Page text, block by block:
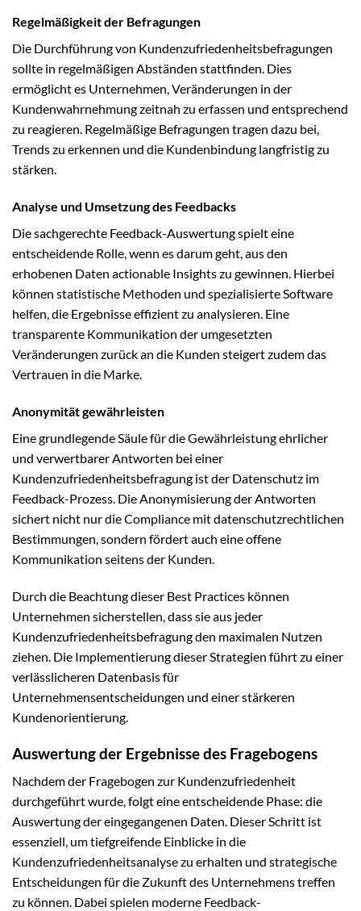
Regelmäßigkeit der Befragungen
Die Durchführung von Kundenzufriedenheitsbefragungen
sollte in regelmäßigen Abständen stattfinden. Dies
ermöglicht es Unternehmen, Veränderungen in der
Kundenwahrnehmung zeitnah zu erfassen und entsprechend
zu reagieren. Regelmäßige Befragungen tragen dazu bei,
Trends zu erkennen und die Kundenbindung langfristig zu
stärken.
Analyse und Umsetzung des Feedbacks
Die sachgerechte Feedback-Auswertung spielt eine
entscheidende Rolle, wenn es darum geht, aus den
erhobenen Daten actionable Insights zu gewinnen. Hierbei
können statistische Methoden und spezialisierte Software
helfen, die Ergebnisse effizient zu analysieren. Eine
transparente Kommunikation der umgesetzten
Veränderungen zurück an die Kunden steigert zudem das
Vertrauen in die Marke.
Anonymität gewährleisten
Eine grundlegende Säule für die Gewährleistung ehrlicher
und verwertbarer Antworten bei einer
Kundenzufriedenheitsbefragung ist der Datenschutz im
Feedback-Prozess. Die Anonymisierung der Antworten
sichert nicht nur die Compliance mit datenschutzrechtlichen
Bestimmungen, sondern fördert auch eine offene
Kommunikation seitens der Kunden.
Durch die Beachtung dieser Best Practices können
Unternehmen sicherstellen, dass sie aus jeder
Kundenzufriedenheitsbefragung den maximalen Nutzen
ziehen. Die Implementierung dieser Strategien führt zu einer
verlässlicheren Datenbasis für
Unternehmensentscheidungen und einer stärkeren
Kundenorientierung.
Auswertung der Ergebnisse des Fragebogens
Nachdem der Fragebogen zur Kundenzufriedenheit
durchgeführt wurde, folgt eine entscheidende Phase: die
Auswertung der eingegangenen Daten. Dieser Schritt ist
essenziell, um tiefgreifende Einblicke in die
Kundenzufriedenheitsanalyse zu erhalten und strategische
Entscheidungen für die Zukunft des Unternehmens treffen
zu können. Dabei spielen moderne Feedback-